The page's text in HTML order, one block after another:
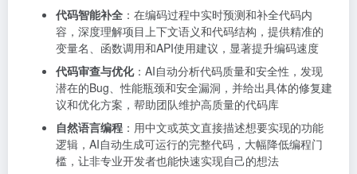
代码智能补全 ：在编码过程中实时预测和补全代码内
容，深度理解项目上下文语义和代码结构，提供精准的
变量名、函数调用和API使用建议，显著提升编码速度
代码审查与优化：AI自动分析代码质量和安全性，发现
潜在的Bug、性能瓶颈和安全漏洞，并给出具体的修复建
议和优化方案，帮助团队维护高质量的代码库
自然语言编程 ：用中文或英文直接描述想要实现的功能
逻辑，AI自动生成可运行的完整代码，大幅降低编程门
槛，让非专业开发者也能快速实现自己的想法